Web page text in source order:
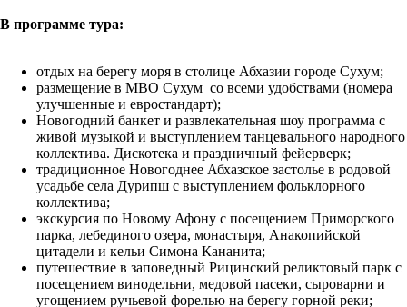
В программе тура:
отдых на берегу моря в столице Абхазии городе Сухум;
размещение в МВО Сухум со всеми удобствами (номера
улучшенные и евростандарт);
Новогодний банкет и развлекательная шоу программа с
живой музыкой и выступлением танцевального народного
коллектива. Дискотека и праздничный фейерверк;
традиционное Новогоднее Абхазское застолье в родовой
усадьбе села Дурипш с выступлением фольклорного
коллектива;
экскурсия по Новому Афону с посещением Приморского
парка, лебединого озера, монастыря, Анакопийской
цитадели и кельи Симона Кананита;
путешествие в заповедный Рицинский реликтовый парк с
посещением винодельни, медовой пасеки, сыроварни и
угощением ручьевой форелью на берегу горной реки;